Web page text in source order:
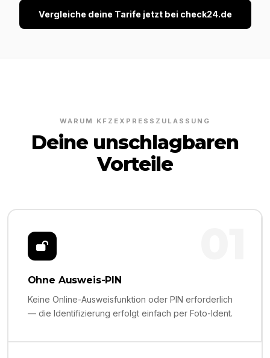
Vergleiche deine Tarife jetzt bei check24.de
WARUM KFZEXPRESSZULASSUNG
Deine unschlagbaren
Vorteile
Ohne Ausweis-PIN
Keine Online-Ausweisfunktion oder PIN erforderlich
— die Identifizierung erfolgt einfach per Foto-Ident.